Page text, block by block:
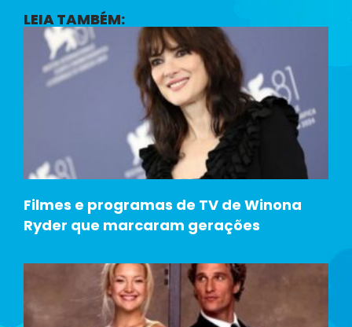
LEIA TAMBÉM:
Filmes e programas de TV de Winona
Ryder que marcaram gerações